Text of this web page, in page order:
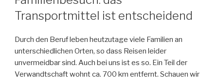
Transportmittel ist entscheidend
Durch den Beruf leben heutzutage viele Familien an
unterschiedlichen Orten, so dass Reisen leider
unvermeidbar sind. Auch bei uns ist es so. Ein Teil der
Verwandtschaft wohnt ca. 700 km entfernt. Schauen wir